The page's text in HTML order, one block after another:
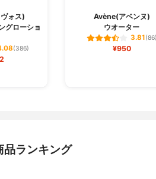
ォス)
グローショ
(386)
Avène(アベンヌ)
ウオーター
3.81(86)
¥950
品ランキング